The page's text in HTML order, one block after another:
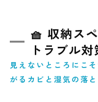
🧺 収納ス
トラブル
見えないところにこ
がるカビと湿気の落